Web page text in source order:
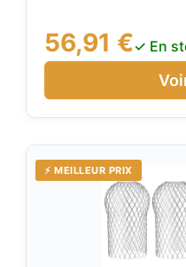
chambres de
composer un
56,91 €✓ En
⚡ MEILLEUR PRIX